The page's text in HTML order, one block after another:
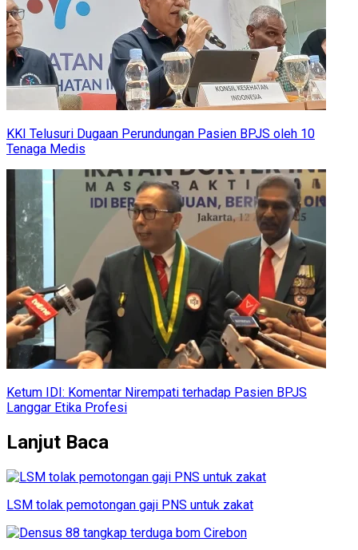
KKI Telusuri Dugaan Perundungan Pasien BPJS oleh 10
Tenaga Medis
Ketum IDI: Komentar Nirempati terhadap Pasien BPJS
Langgar Etika Profesi
Lanjut Baca
LSM tolak pemotongan gaji PNS untuk zakat